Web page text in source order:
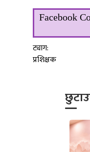
Facebook
ट्याग:
प्रशिक्षक